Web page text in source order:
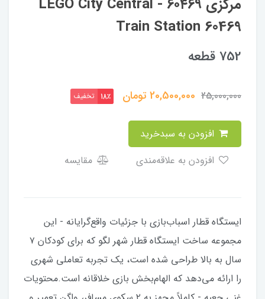
مرکزی ۶۰۴۶۹ - LEGO City Central
Train Station 60469
752 قطعه
25,000,000
20,500,000تومان 18٪ تخفیف
مقایسه
ایستگاه قطار اسباب‌بازی با جزئیات واقع‌گرایانه - این
مجموعه ساخت ایستگاه قطار شهر لگو که برای کودکان ۷
سال به بالا طراحی شده است، یک تجربه تعاملی شهری
را ارائه می‌دهد که الهام‌بخش بازی خلاقانه است.محتویات